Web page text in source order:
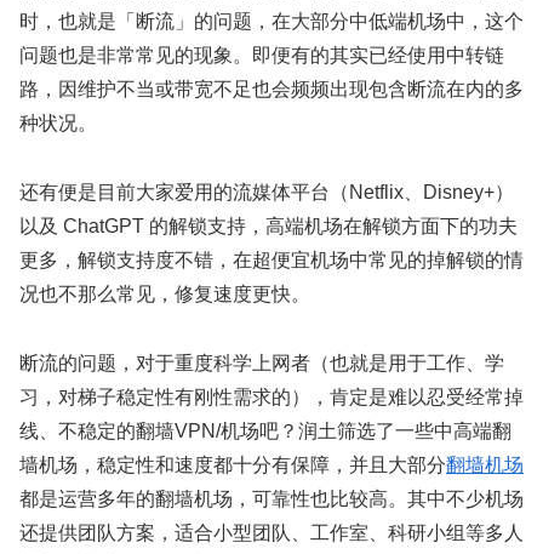
时，也就是「断流」的问题，在大部分中低端机场中，这个
问题也是非常常见的现象。即便有的其实已经使用中转链
路，因维护不当或带宽不足也会频频出现包含断流在内的多
种状况。
还有便是目前大家爱用的流媒体平台（Netflix、Disney+）
以及 ChatGPT 的解锁支持，高端机场在解锁方面下的功夫
更多，解锁支持度不错，在超便宜机场中常见的掉解锁的情
况也不那么常见，修复速度更快。
断流的问题，对于重度科学上网者（也就是用于工作、学
习，对梯子稳定性有刚性需求的），肯定是难以忍受经常掉
线、不稳定的翻墙VPN/机场吧？润土筛选了一些中高端翻
墙机场，稳定性和速度都十分有保障，并且大部分翻墙机场
都是运营多年的翻墙机场，可靠性也比较高。其中不少机场
还提供团队方案，适合小型团队、工作室、科研小组等多人